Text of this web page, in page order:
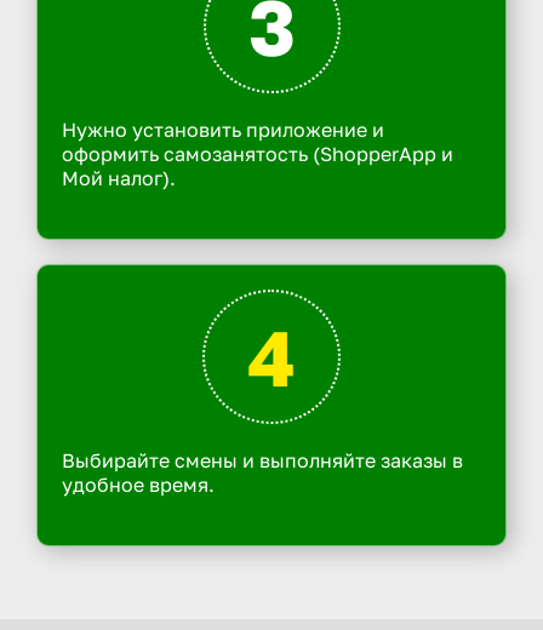
3
Нужно установить приложение и
оформить самозанятость (ShopperApp и
Мой налог).
4
Выбирайте смены и выполняйте заказы в
удобное время.